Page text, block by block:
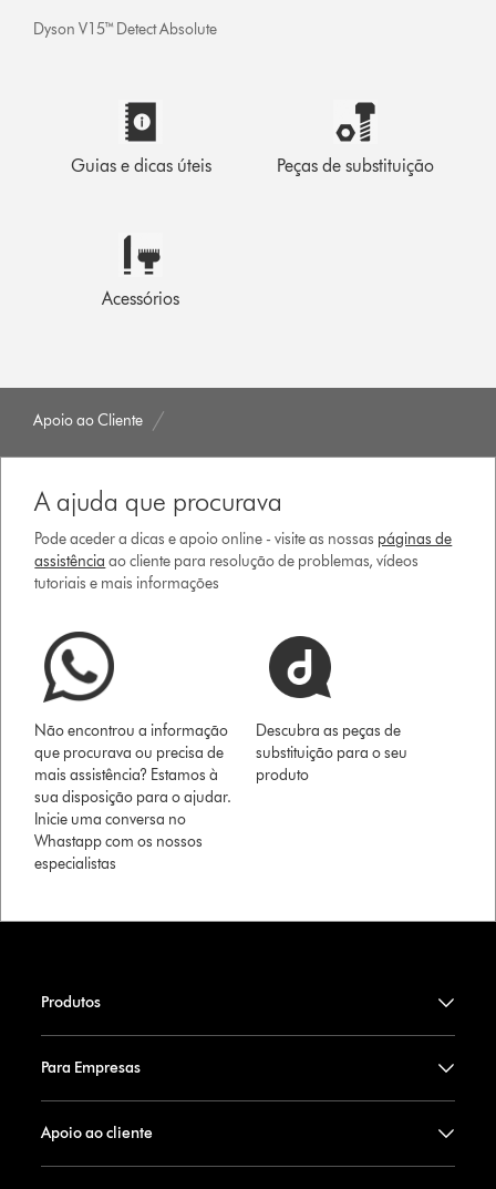
Dyson V15™ Detect Absolute
Guias e dicas úteis Peças de substituição
Acessórios
Apoio ao Cliente
A ajuda que procurava
Pode aceder a dicas e apoio online - visite as nossas páginas de
assistência ao cliente para resolução de problemas, vídeos
tutoriais e mais informações
Não encontrou a informação
que procurava ou precisa de
mais assistência? Estamos à
sua disposição para o ajudar.
Inicie uma conversa no
Whastapp com os nossos
especialistas
Descubra as peças de
substituição para o seu
produto
Produtos
Para Empresas
Apoio ao cliente